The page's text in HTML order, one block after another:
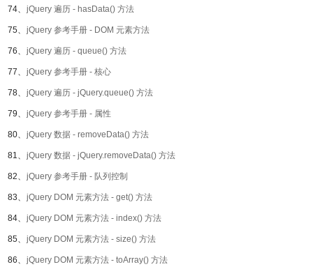
74、 jQuery 遍历 - hasData() 方法
75、 jQuery 参考手册 - DOM 元素方法
76、 jQuery 遍历 - queue() 方法
77、 jQuery 参考手册 - 核心
78、 jQuery 遍历 - jQuery.queue() 方法
79、 jQuery 参考手册 - 属性
80、 jQuery 数据 - removeData() 方法
81、 jQuery 数据 - jQuery.removeData() 方法
82、 jQuery 参考手册 - 队列控制
83、 jQuery DOM 元素方法 - get() 方法
84、 jQuery DOM 元素方法 - index() 方法
85、 jQuery DOM 元素方法 - size() 方法
86、 jQuery DOM 元素方法 - toArray() 方法